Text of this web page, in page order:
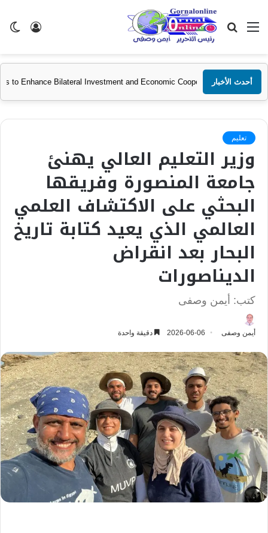
تسجيل
القائمة بحث
عن
أحدث الأخبار
GAFI Discuss Ways to Enhance Bilateral Investment and Economic
تعليم
وزير التعليم العالي يهنئ
جامعة المنصورة وفريقها
البحثي على الاكتشاف العلمي
العالمي الذي يعيد كتابة تاريخ
البحار بعد انقراض
الديناصورات
كتب: أيمن وصفى
أيمن وصفى 2026-06-06 دقيقة واحدة